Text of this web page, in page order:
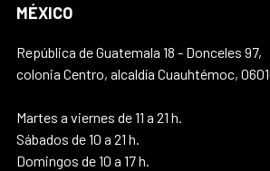
MÉXICO
República de Guatemala 18 - Donceles 97,
colonia Centro, alcaldía Cuauhtémoc,
Martes a viernes de 11 a 21 h.
Sábados de 10 a 21 h.
Domingos de 10 a 17 h.